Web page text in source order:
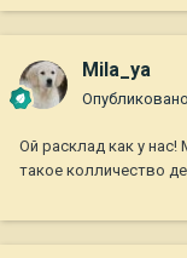
Mila_ya
Опубликовано
Ой расклад как у
такое колличество